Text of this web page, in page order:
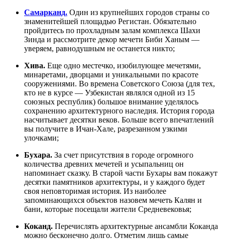
Самарканд. Один из крупнейших городов страны со
знаменитейшей площадью Регистан. Обязательно
пройдитесь по прохладным залам комплекса Шахи
Зинда и рассмотрите декор мечети Биби Ханым —
уверяем, равнодушным не останется никто;
Хива. Еще одно местечко, изобилующее мечетями,
минаретами, дворцами и уникальными по красоте
сооружениями. Во времена Советского Союза (для тех,
кто не в курсе — Узбекистан являлся одной из 15
союзных республик) большое внимание уделялось
сохранению архитектурного наследия. История города
насчитывает десятки веков. Больше всего впечатлений
вы получите в Ичан-Хале, разрезанном узкими
улочками;
Бухара. За счет присутствия в городе огромного
количества древних мечетей и усыпальниц он
напоминает сказку. В старой части Бухары вам покажут
десятки памятников архитектуры, и у каждого будет
своя неповторимая история. Из наиболее
запоминающихся объектов назовем мечеть Калян и
бани, которые посещали жители Средневековья;
Коканд. Перечислять архитектурные ансамбли Коканда
можно бесконечно долго. Отметим лишь самые